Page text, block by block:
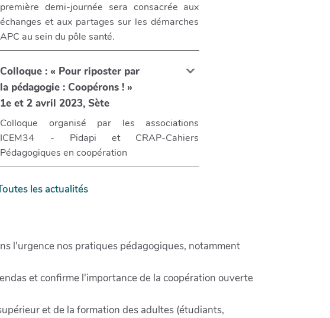
première demi-journée sera consacrée aux
échanges et aux partages sur les démarches
APC au sein du pôle santé.
Colloque : « Pour riposter par
la pédagogie : Coopérons ! »
1e et 2 avril 2023, Sète
Colloque organisé par les associations
ICEM34 - Pidapi et CRAP-Cahiers
Pédagogiques en coopération
les actualités
l'urgence nos pratiques pédagogiques, notamment
et confirme l'importance de la coopération ouverte
et de la formation des adultes (étudiants,